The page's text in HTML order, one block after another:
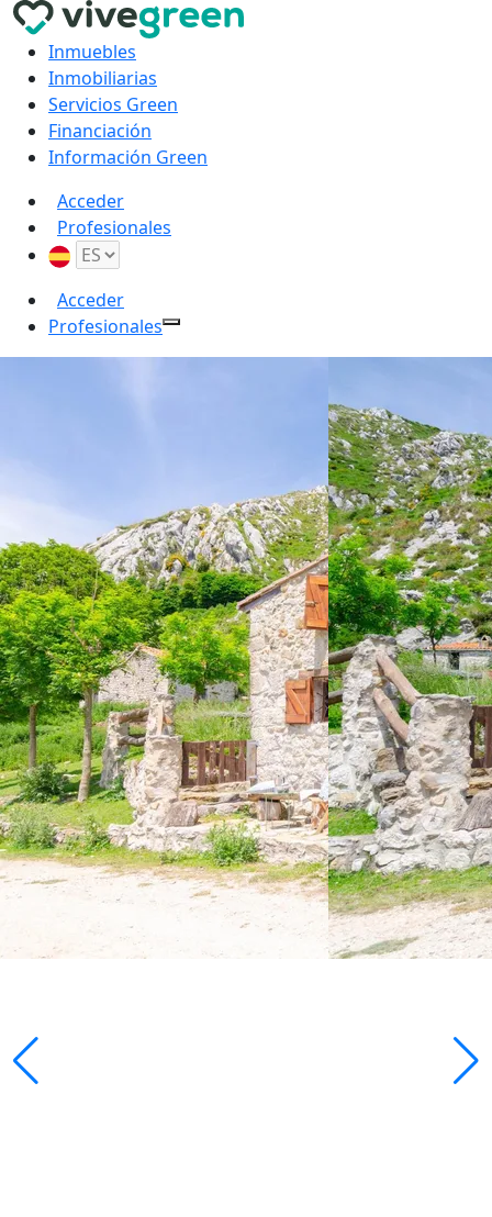
Inmuebles
Inmobiliarias
Servicios Green
Financiación
Información Green
Acceder
Profesionales
Acceder
Profesionales